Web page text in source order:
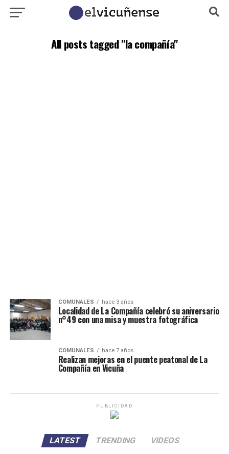
All posts tagged "la compañía"
COMUNALES hace 3 años
Localidad de La Compañía celebró su aniversario
n°49 con una misa y muestra fotográfica
COMUNALES hace 7 años
Realizan mejoras en el puente peatonal de La
Compañía en Vicuña
PUBLICIDAD
LATEST TRENDING VIDEOS